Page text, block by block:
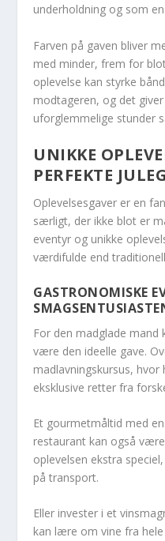
underholdning og som
Farven på gaven bliver
med minder, frem for
oplevelse kan styrke
modtageren, og det
uforglemmelige stunder
UNIKKE
PERFEKTE
Oplevelsesgaver er en
særligt, der ikke blot er
eventyr og unikke
værdifulde end
GASTRONOMISKE
For den madglade
være den ideelle gave.
madlavningskursus,
eksklusive retter fra
Et gourmetmåltid med
restaurant kan også
oplevelsen ekstra
på transport.
Eller invester i et
kan lære om vine fra